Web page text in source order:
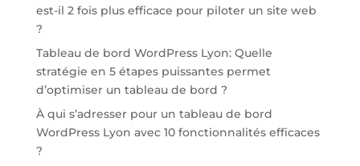
est-il 2 fois plus efficace pour piloter un site web
?
Tableau de bord WordPress Lyon: Quelle
stratégie en 5 étapes puissantes permet
d’optimiser un tableau de bord ?
À qui s’adresser pour un tableau de bord
WordPress Lyon avec 10 fonctionnalités efficaces
?